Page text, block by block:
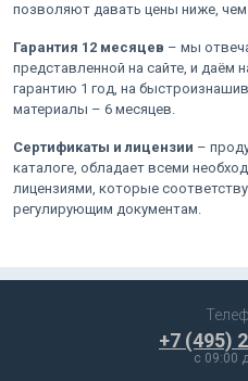
позволяют давать цены ниже, чем
Гарантия 12 месяцев – мы
представленной на сайте, и даём
гарантию 1 год, на
материалы – 6 месяцев.
Сертификаты и лицензии –
каталоге, обладает всеми
лицензиями, которые
регулирующим документам.
+7 (495)
c 09:00